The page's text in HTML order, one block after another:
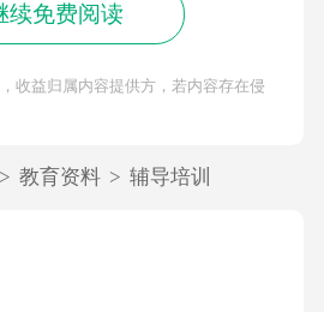
续免费阅读
收益归属内容提供方，若内容存在侵
> 教育资料 > 辅导培训